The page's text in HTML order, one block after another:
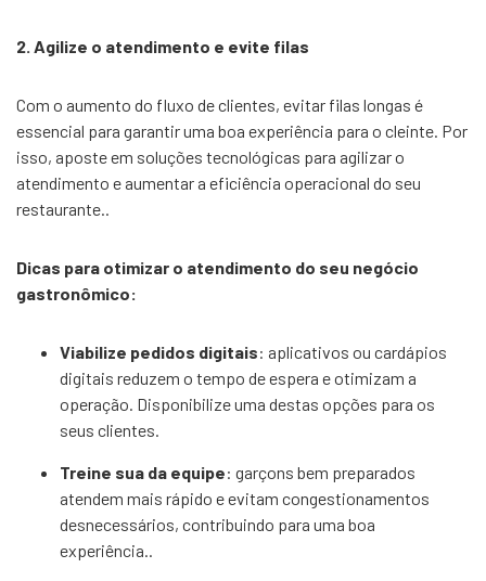
2. Agilize o atendimento e evite filas
Com o aumento do fluxo de clientes, evitar filas longas é
essencial para garantir uma boa experiência para o cleinte. Por
isso, aposte em soluções tecnológicas para agilizar o
atendimento e aumentar a eficiência operacional do seu
restaurante..
Dicas para otimizar o atendimento do seu negócio
gastronômico:
Viabilize pedidos digitais: aplicativos ou cardápios
digitais reduzem o tempo de espera e otimizam a
operação. Disponibilize uma destas opções para os
seus clientes.
Treine sua da equipe: garçons bem preparados
atendem mais rápido e evitam congestionamentos
desnecessários, contribuindo para uma boa
experiência..